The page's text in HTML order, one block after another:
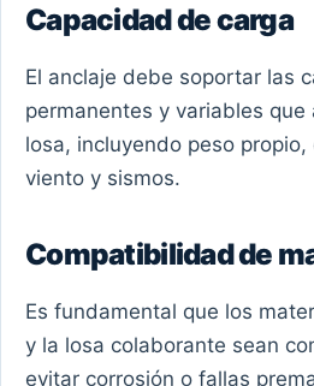
Capacidad de carga
El anclaje debe soportar las
permanentes y variables que
losa, incluyendo peso propio,
viento y sismos.
Compatibilidad de
Es fundamental que los
y la losa colaborante sean
evitar corrosión o fallas